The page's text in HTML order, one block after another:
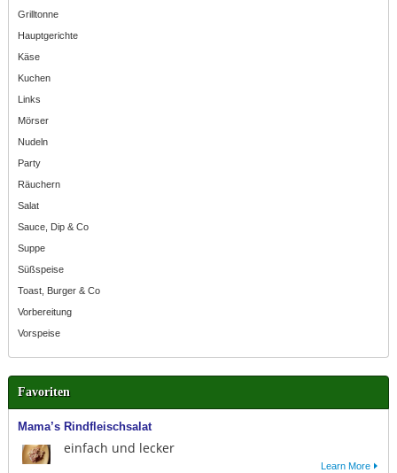
Grilltonne
Hauptgerichte
Käse
Kuchen
Links
Mörser
Nudeln
Party
Räuchern
Salat
Sauce, Dip & Co
Suppe
Süßspeise
Toast, Burger & Co
Vorbereitung
Vorspeise
Favoriten
Mama’s Rindfleischsalat
einfach und lecker
Learn More